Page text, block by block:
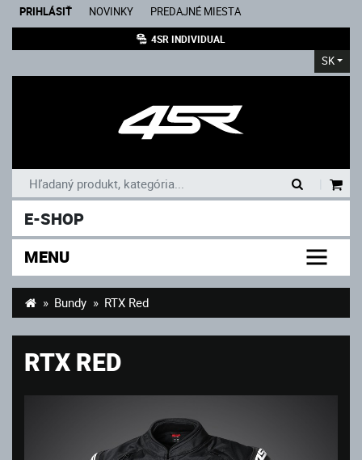
PRIHLÁSIŤ NOVINKY PREDAJNÉ MIESTA
4SR INDIVIDUAL
SK
E-SHOP
MENU
Bundy RTX Red
RTX RED